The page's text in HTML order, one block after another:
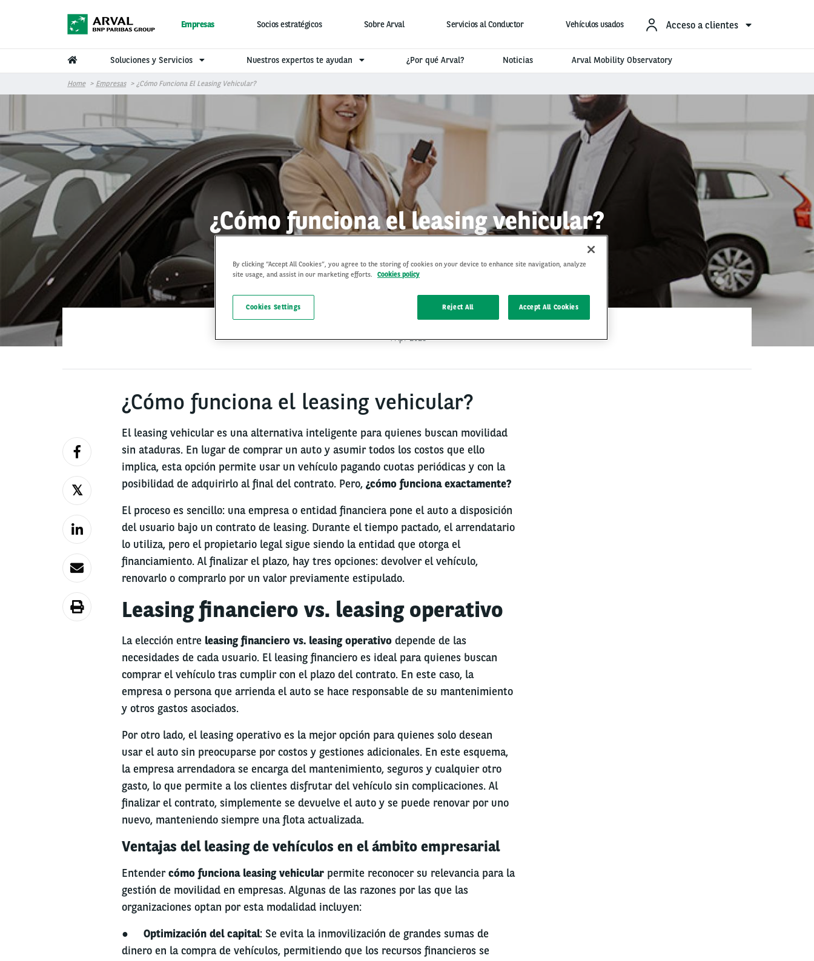
Empresas Socios estratégicos Sobre Arval Servicios al Conductor Vehículos usados Acceso a clientes
Soluciones y Servicios Nuestros expertos te ayudan ¿Por qué Arval? Noticias Arval Mobility Observatory
Home Empresas ¿Cómo Funciona El Leasing Vehicular?
¿Cómo funciona el leasing vehicular?
4 Apr 2025
¿Cómo funciona el leasing vehicular?
El leasing vehicular es una alternativa inteligente para quienes buscan movilidad
sin ataduras. En lugar de comprar un auto y asumir todos los costos que ello
implica, esta opción permite usar un vehículo pagando cuotas periódicas y con la
posibilidad de adquirirlo al final del contrato. Pero,¿cómo funciona exactamente?
El proceso es sencillo: una empresa o entidad financiera pone el auto a disposición
del usuario bajo un contrato de leasing. Durante el tiempo pactado, el arrendatario
lo utiliza, pero el propietario legal sigue siendo la entidad que otorga el
financiamiento. Al finalizar el plazo, hay tres opciones: devolver el vehículo,
renovarlo o comprarlo por un valor previamente estipulado.
Leasing financiero vs. leasing operativo
La elección entre leasing financiero vs. leasing operativodepende de las
necesidades de cada usuario. El leasing financiero es ideal para quienes buscan
comprar el vehículo tras cumplir con el plazo del contrato. En este caso, la
empresa o persona que arrienda el auto se hace responsable de su mantenimiento
y otros gastos asociados.
Por otro lado, el leasing operativo es la mejor opción para quienes solo desean
usar el auto sin preocuparse por costos y gestiones adicionales. En este esquema,
la empresa arrendadora se encarga del mantenimiento, seguros y cualquier otro
gasto, lo que permite a los clientes disfrutar del vehículo sin complicaciones. Al
finalizar el contrato, simplemente se devuelve el auto y se puede renovar por uno
nuevo, manteniendo siempre una flota actualizada.
Ventajas del leasing de vehículos en el ámbito empresarial
Entendercómo funciona leasing vehicularpermite reconocer su relevancia para la
gestión de movilidad en empresas. Algunas de las razones por las que las
organizaciones optan por esta modalidad incluyen:
● Optimización del capital: Se evita la inmovilización de grandes sumas de
dinero en la compra de vehículos, permitiendo que los recursos financieros se
By clicking “Accept All Cookies”, you agree to the storing of cookies on your device to enhance site navigation, analyze
site usage, and assist in our marketing efforts.
Cookies policy
Reject All Accept All Cookies
Cookies Settings